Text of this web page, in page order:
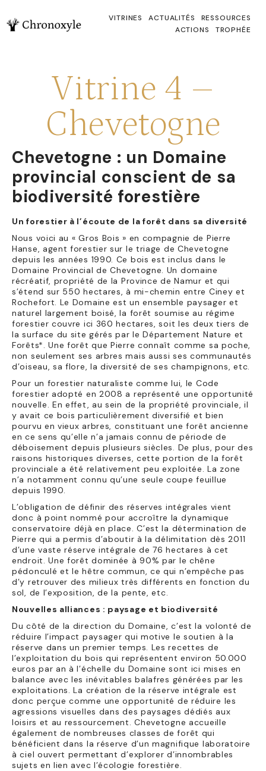
VITRINES ACTUALITÉS
RESSOURCES
ACTIONS
TROPHÉE
Vitrine 4 –
Chevetogne
Chevetogne : un Domaine
provincial conscient de sa
biodiversité forestière
Un forestier à l’écoute de la forêt dans sa diversité
Nous voici au « Gros Bois » en compagnie de Pierre
Hanse, agent forestier sur le triage de Chevetogne
depuis les années 1990. Ce bois est inclus dans le
Domaine Provincial de Chevetogne. Un domaine
récréatif, propriété de la Province de Namur et qui
s’étend sur 550 hectares, à mi-chemin entre Ciney et
Rochefort. Le Domaine est un ensemble paysager et
naturel largement boisé, la forêt soumise au régime
forestier couvre ici 360 hectares, soit les deux tiers de
la surface du site gérés par le Département Nature et
Forêts*. Une forêt que Pierre connaît comme sa poche,
non seulement ses arbres mais aussi ses communautés
d’oiseau, sa flore, la diversité de ses champignons, etc.
Pour un forestier naturaliste comme lui, le Code
forestier adopté en 2008 a représenté une opportunité
nouvelle. En effet, au sein de la propriété provinciale, il
y avait ce bois particulièrement diversifié et bien
pourvu en vieux arbres, constituant une forêt ancienne
en ce sens qu’elle n’a jamais connu de période de
déboisement depuis plusieurs siècles. De plus, pour des
raisons historiques diverses, cette portion de la forêt
provinciale a été relativement peu exploitée. La zone
n’a notamment connu qu’une seule coupe feuillue
depuis 1990.
L’obligation de définir des réserves intégrales vient
donc à point nommé pour accroître la dynamique
conservatoire déjà en place. C’est la détermination de
Pierre qui a permis d’aboutir à la délimitation dès 2011
d’une vaste réserve intégrale de 76 hectares à cet
endroit. Une forêt dominée à 90% par le chêne
pédonculé et le hêtre commun, ce qui n’empêche pas
d’y retrouver des milieux très différents en fonction du
sol, de l’exposition, de la pente, etc.
Nouvelles alliances : paysage et biodiversité
Du côté de la direction du Domaine, c’est la volonté de
réduire l’impact paysager qui motive le soutien à la
réserve dans un premier temps. Les recettes de
l’exploitation du bois qui représentent environ 50.000
euros par an à l’échelle du Domaine sont ici mises en
balance avec les inévitables balafres générées par les
exploitations. La création de la réserve intégrale est
donc perçue comme une opportunité de réduire les
agressions visuelles dans des paysages dédiés aux
loisirs et au ressourcement. Chevetogne accueille
également de nombreuses classes de forêt qui
bénéficient dans la réserve d’un magnifique laboratoire
à ciel ouvert permettant d’explorer d’innombrables
sujets en lien avec l’écologie forestière.